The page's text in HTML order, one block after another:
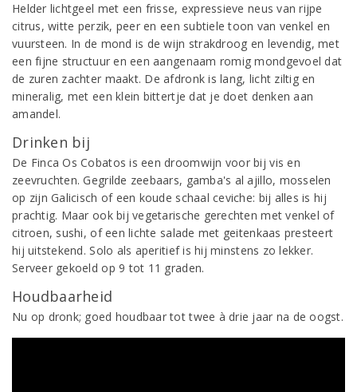
Helder lichtgeel met een frisse, expressieve neus van rijpe
citrus, witte perzik, peer en een subtiele toon van venkel en
vuursteen. In de mond is de wijn strakdroog en levendig, met
een fijne structuur en een aangenaam romig mondgevoel dat
de zuren zachter maakt. De afdronk is lang, licht ziltig en
mineralig, met een klein bittertje dat je doet denken aan
amandel.
Drinken bij
De Finca Os Cobatos is een droomwijn voor bij vis en
zeevruchten. Gegrilde zeebaars, gamba's al ajillo, mosselen
op zijn Galicisch of een koude schaal ceviche: bij alles is hij
prachtig. Maar ook bij vegetarische gerechten met venkel of
citroen, sushi, of een lichte salade met geitenkaas presteert
hij uitstekend. Solo als aperitief is hij minstens zo lekker.
Serveer gekoeld op 9 tot 11 graden.
Houdbaarheid
Nu op dronk; goed houdbaar tot twee à drie jaar na de oogst.